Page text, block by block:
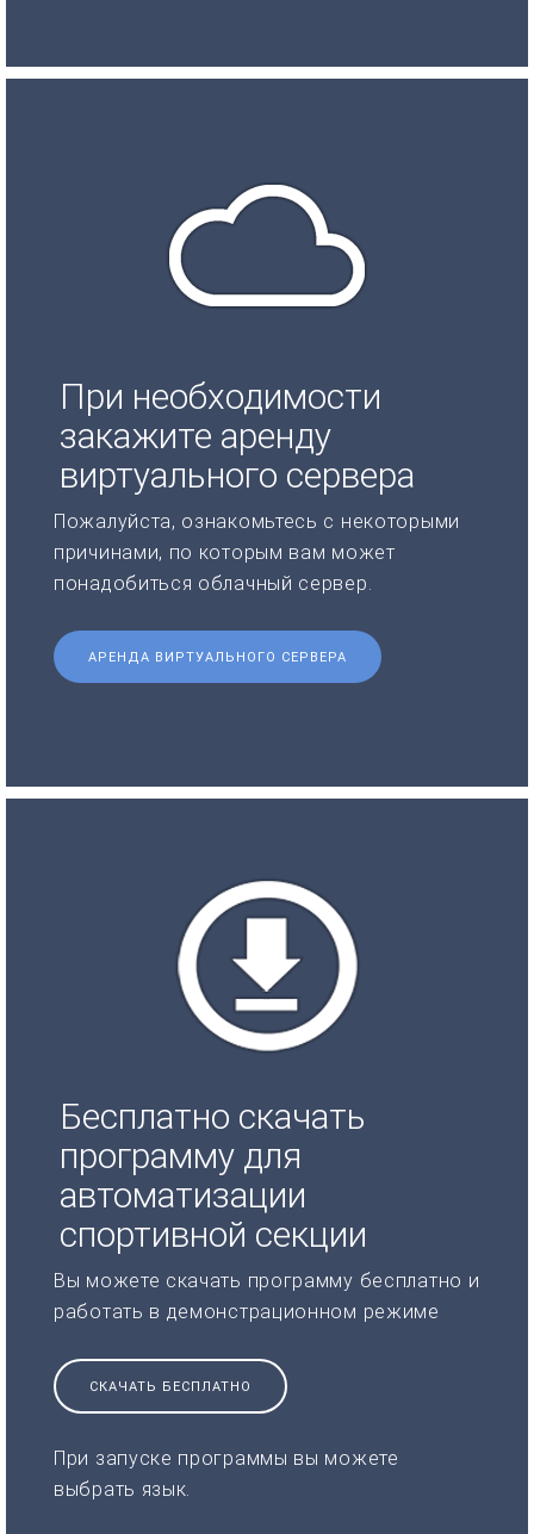
При необходимости
закажите аренду
виртуального сервера
Пожалуйста, ознакомьтесь с некоторыми
причинами, по которым вам может
понадобиться облачный сервер.
АРЕНДА ВИРТУАЛЬНОГО СЕРВЕРА
Бесплатно скачать
программу для
автоматизации
спортивной секции
Вы можете скачать программу бесплатно и
работать в демонстрационном режиме
СКАЧАТЬ БЕСПЛАТНО
При запуске программы вы можете
выбрать язык.